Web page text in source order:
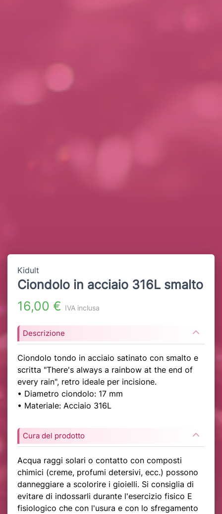
Kidult
Ciondolo in acciaio 316L smalto
16,00 € IVA inclusa
Descrizione
Ciondolo tondo in acciaio satinato con smalto e
scritta "There's always a rainbow at the end of
every rain", retro ideale per incisione.
• Diametro ciondolo: 17 mm
• Materiale: Acciaio 316L
Cura del prodotto
Acqua raggi solari o contatto con composti
chimici (creme, profumi detersivi, ecc.) possono
danneggiare a scolorire i gioielli. Si consiglia di
evitare di indossarli durante l'esercizio fisico E
fisiologico che con l'usura e con lo sfregamento